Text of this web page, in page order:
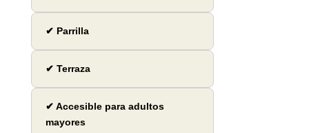
✔ Parrilla
✔ Terraza
✔ Accesible para adultos
mayores